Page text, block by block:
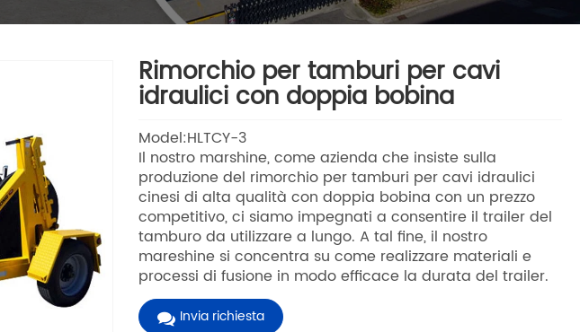
Rimorchio per tamburi per cavi
idraulici con doppia bobina
Model:HLTCY-3
Il nostro marshine, come azienda che insiste sulla
produzione del rimorchio per tamburi per cavi idraulici
cinesi di alta qualità con doppia bobina con un prezzo
competitivo, ci siamo impegnati a consentire il trailer del
tamburo da utilizzare a lungo. A tal fine, il nostro
mareshine si concentra su come realizzare materiali e
processi di fusione in modo efficace la durata del trailer.
Invia richiesta